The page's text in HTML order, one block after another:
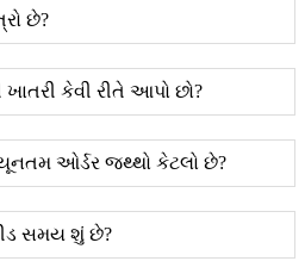
છે?
કેવી રીતે આપો છો?
ઓર્ડર જથ્થો કેટલો છે?
સમય શું છે?